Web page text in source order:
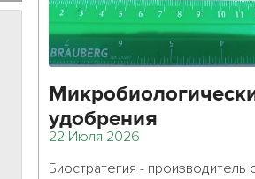
удобрения
22 Июля 2026
Биостратегия - производитель